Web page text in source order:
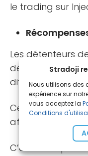
Stradoji
Nous utilisons des
expérience sur
vous acceptez la
Conditions
le trading sur
Les détenteurs
des
différentes
Ce qui peut être
aficionados de
C’est ainsi que le